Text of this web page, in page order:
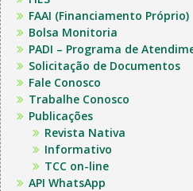
FAAI (Financiamento Próprio)
Bolsa Monitoria
PADI – Programa de
Solicitação de Documentos
Fale Conosco
Trabalhe Conosco
Publicações
Revista Nativa
Informativo
TCC on-line
API WhatsApp